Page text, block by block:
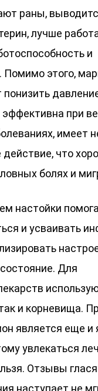
раны,
лучше
и
Помимо этого,
при
имеет
что
болях и
настойки
и усваивать
Для
и корневища.
является еще
увлекаться
Отзывы
наступает не